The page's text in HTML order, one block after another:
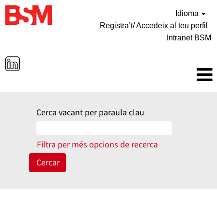
Idioma
Registra’t/ Accedeix al teu perfil
Intranet BSM
Cerca vacant per paraula clau
Filtra per més opcions de recerca